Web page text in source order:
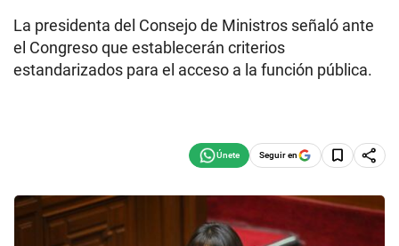
La presidenta del Consejo de Ministros señaló ante
el Congreso que establecerán criterios
estandarizados para el acceso a la función pública.
Seguir en